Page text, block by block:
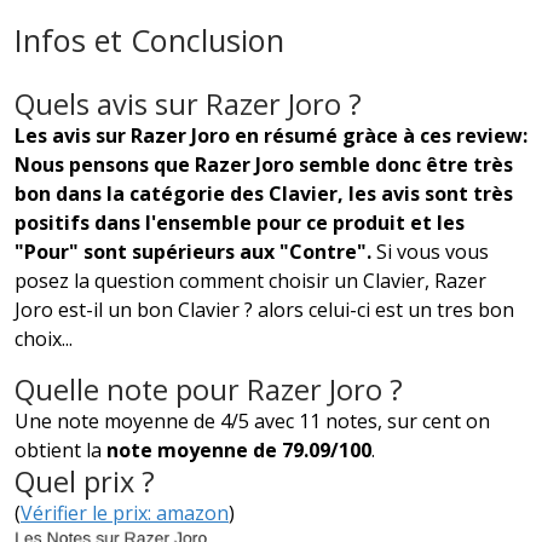
Infos et Conclusion
Quels avis sur Razer Joro ?
Les avis sur Razer Joro en résumé gràce à ces review:
Nous pensons que Razer Joro semble donc être très
bon dans la catégorie des Clavier, les avis sont très
positifs dans l'ensemble pour ce produit et les
"Pour" sont supérieurs aux "Contre".Si vous vous
posez la question comment choisir un Clavier, Razer
Joro est-il un bon Clavier ? alors celui-ci est un tres bon
choix...
Quelle note pour Razer Joro ?
Une note moyenne de 4/5 avec 11 notes, sur cent on
obtient la note moyenne de 79.09/100.
Quel prix ?
(Vérifier le prix: amazon)